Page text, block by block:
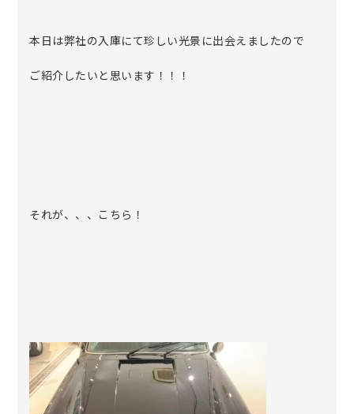
本日は弊社の入庫にて珍しい光景に出会えましたので
ご紹介したいと思います！！！
それが、、、こちら！